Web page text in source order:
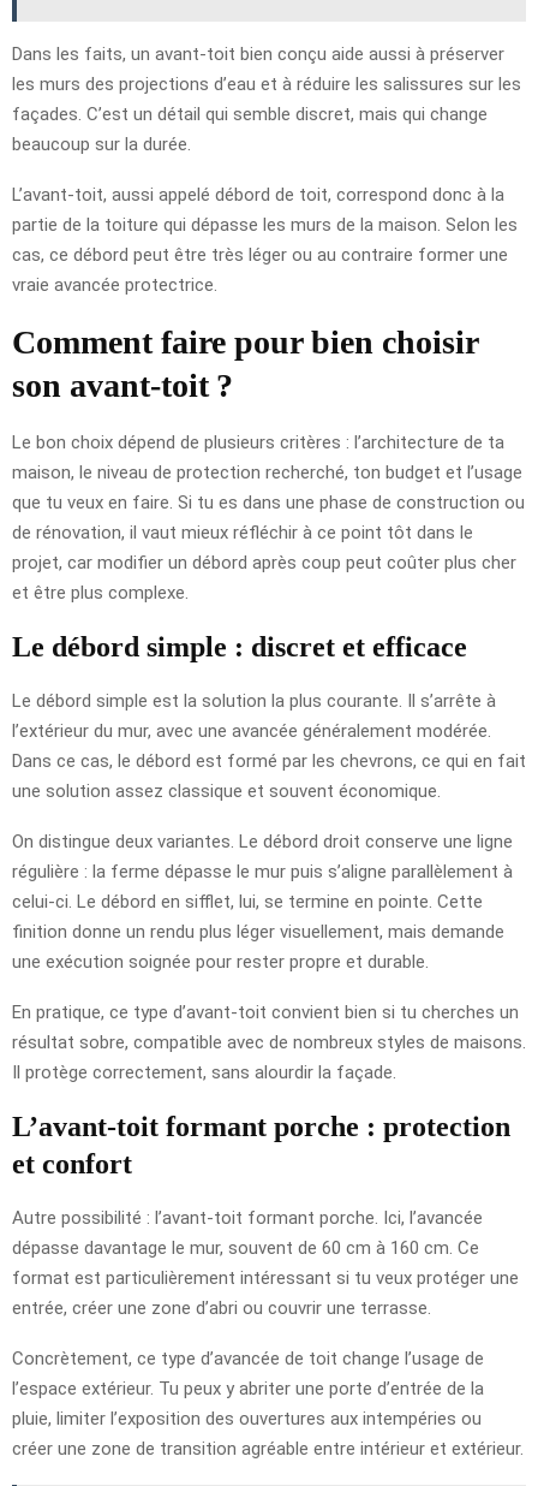
Dans les faits, un avant-toit bien conçu aide aussi à préserver
les murs des projections d’eau et à réduire les salissures sur les
façades. C’est un détail qui semble discret, mais qui change
beaucoup sur la durée.
L’avant-toit, aussi appelé débord de toit, correspond donc à la
partie de la toiture qui dépasse les murs de la maison. Selon les
cas, ce débord peut être très léger ou au contraire former une
vraie avancée protectrice.
Comment faire pour bien choisir
son avant-toit ?
Le bon choix dépend de plusieurs critères : l’architecture de ta
maison, le niveau de protection recherché, ton budget et l’usage
que tu veux en faire. Si tu es dans une phase de construction ou
de rénovation, il vaut mieux réfléchir à ce point tôt dans le
projet, car modifier un débord après coup peut coûter plus cher
et être plus complexe.
Le débord simple : discret et efficace
Le débord simple est la solution la plus courante. Il s’arrête à
l’extérieur du mur, avec une avancée généralement modérée.
Dans ce cas, le débord est formé par les chevrons, ce qui en fait
une solution assez classique et souvent économique.
On distingue deux variantes. Le débord droit conserve une ligne
régulière : la ferme dépasse le mur puis s’aligne parallèlement à
celui-ci. Le débord en sifflet, lui, se termine en pointe. Cette
finition donne un rendu plus léger visuellement, mais demande
une exécution soignée pour rester propre et durable.
En pratique, ce type d’avant-toit convient bien si tu cherches un
résultat sobre, compatible avec de nombreux styles de maisons.
Il protège correctement, sans alourdir la façade.
L’avant-toit formant porche : protection
et confort
Autre possibilité : l’avant-toit formant porche. Ici, l’avancée
dépasse davantage le mur, souvent de 60 cm à 160 cm. Ce
format est particulièrement intéressant si tu veux protéger une
entrée, créer une zone d’abri ou couvrir une terrasse.
Concrètement, ce type d’avancée de toit change l’usage de
l’espace extérieur. Tu peux y abriter une porte d’entrée de la
pluie, limiter l’exposition des ouvertures aux intempéries ou
créer une zone de transition agréable entre intérieur et extérieur.